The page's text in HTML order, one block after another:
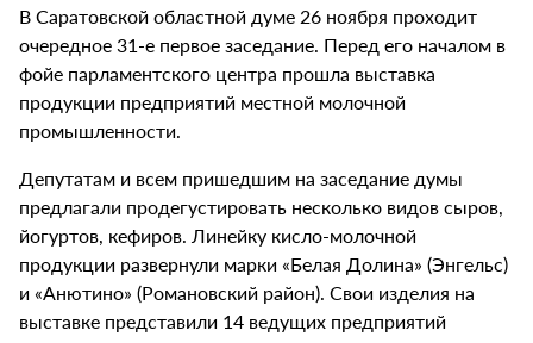
В Саратовской областной думе 26 ноября проходит
очередное 31-е первое заседание. Перед его началом в
фойе парламентского центра прошла выставка
продукции предприятий местной молочной
промышленности.
Депутатам и всем пришедшим на заседание думы
предлагали продегустировать несколько видов сыров,
йогуртов, кефиров. Линейку кисло-молочной
продукции развернули марки «Белая Долина» (Энгельс)
и «Анютино» (Романовский район). Свои изделия на
выставке представили 14 ведущих предприятий